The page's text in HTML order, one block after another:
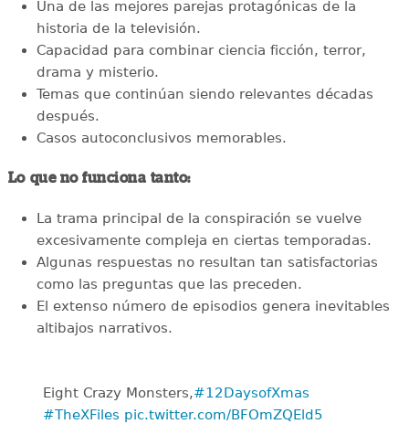
Una de las mejores parejas protagónicas de la
historia de la televisión.
Capacidad para combinar ciencia ficción, terror,
drama y misterio.
Temas que continúan siendo relevantes décadas
después.
Casos autoconclusivos memorables.
Lo que no funciona tanto:
La trama principal de la conspiración se vuelve
excesivamente compleja en ciertas temporadas.
Algunas respuestas no resultan tan satisfactorias
como las preguntas que las preceden.
El extenso número de episodios genera inevitables
altibajos narrativos.
Eight Crazy Monsters,#12DaysofXmas
#TheXFiles pic.twitter.com/BFOmZQEld5